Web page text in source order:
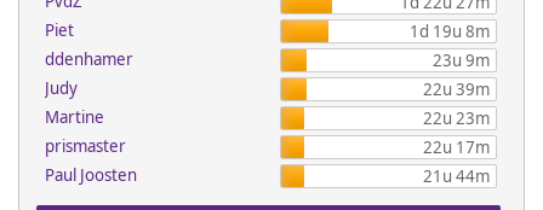
Piet
1d 19u 8m
ddenhamer
23u 9m
Judy
22u 39m
Martine
22u 23m
prismaster
22u 17m
Paul Joosten
21u 44m